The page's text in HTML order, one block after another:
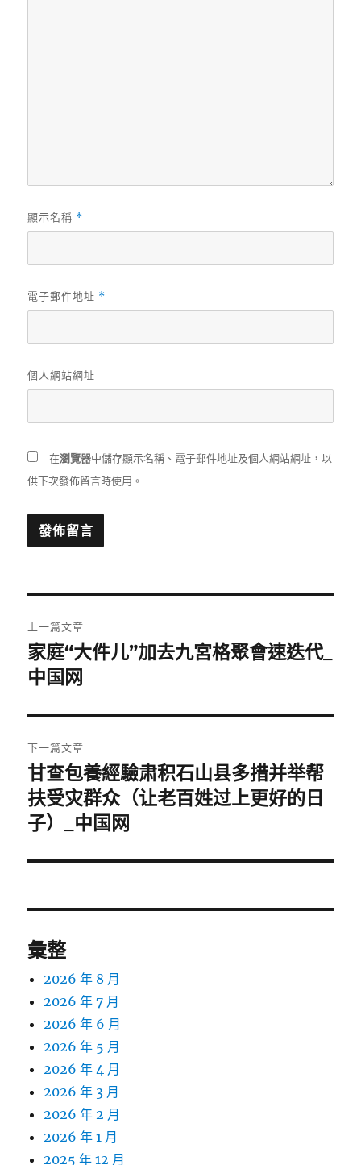
顯示名稱 *
電子郵件地址 *
個人網站網址
在瀏覽器中儲存顯示名稱、電子郵件地址及個人網站網址，以
供下次發佈留言時使用。
章
導
覽
上一篇文章
上
一
文
章:
家庭“大件儿”加去九宮格聚會速迭代_
中国网
下一篇文章
下
一
篇
章:
甘查包養經驗肃积石山县多措并举帮
扶受灾群众（让老百姓过上更好的日
子）_中国网
彙整
2026 年 8 月
2026 年 7 月
2026 年 6 月
2026 年 5 月
2026 年 4 月
2026 年 3 月
2026 年 2 月
2026 年 1 月
2025 年 12 月